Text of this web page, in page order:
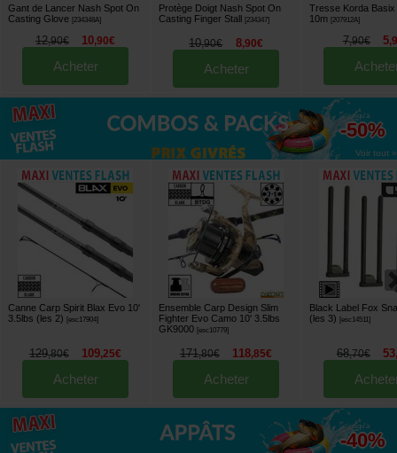
Gant de Lancer Nash Spot On
Casting Glove [234348A]
12,90€ 10,90€
Acheter
Protège Doigt Nash Spot On
Casting Finger Stall [234347]
10,90€ 8,90€
Acheter
Tresse Korda Basix
10m [207912A]
7,90€ 5,
jusqu'à
-50%
Voir tout »
Canne Carp Spirit Blax Evo 10'
3.5lbs (les 2)
[esc17904]
129,80€ 109,25€
Acheter
Ensemble Carp Design Slim
Fighter Evo Camo 10' 3.5lbs
GK9000 [esc10779]
171,80€ 118,85€
Acheter
Black Label Fox
(les 3)
[esc14511]
68,70€ 53
jusqu'à
-40%